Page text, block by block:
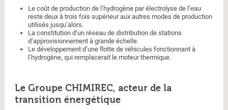
Le coût de production de l’hydrogène par électrolyse de l’eau
reste deux à trois fois supérieur aux autres modes de production
utilisés jusqu’alors.
La constitution d’un réseau de distribution de stations
d’approvisionnement à grande échelle.
Le développement d’une flotte de véhicules fonctionnant à
l’hydrogène, qui remplacerait le moteur thermique.
Le Groupe CHIMIREC, acteur de la
transition énergétique